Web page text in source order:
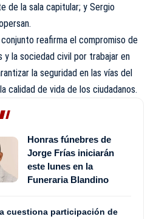
de la sala capitular; y Sergio
reafirma el compromiso de
y la sociedad civil por trabajar en
la seguridad en las vías del
calidad de vida de los ciudadanos.
Honras fúnebres de
Jorge Frías iniciarán
este lunes en la
Funeraria Blandino
cuestiona participación de